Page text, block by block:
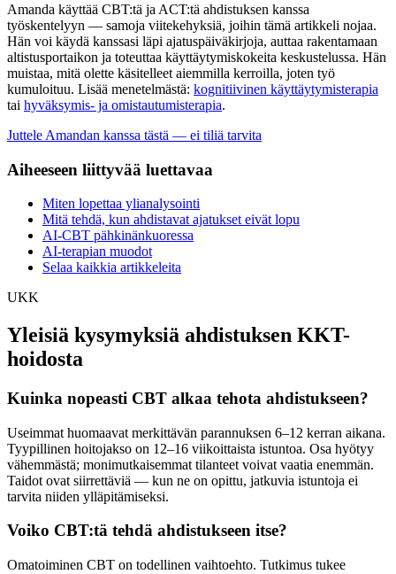
Amanda käyttää CBT:tä ja ACT:tä ahdistuksen kanssa
työskentelyyn — samoja viitekehyksiä, joihin tämä artikkeli nojaa.
Hän voi käydä kanssasi läpi ajatuspäiväkirjoja, auttaa rakentamaan
altistusportaikon ja toteuttaa käyttäytymiskokeita keskustelussa. Hän
muistaa, mitä olette käsitelleet aiemmilla kerroilla, joten työ
kumuloituu. Lisää menetelmästä: kognitiivinen käyttäytymisterapia
tai hyväksymis- ja omistautumisterapia.
Juttele Amandan kanssa tästä — ei tiliä tarvita
Aiheeseen liittyvää luettavaa
Miten lopettaa ylianalysointi
Mitä tehdä, kun ahdistavat ajatukset eivät lopu
AI-CBT pähkinänkuoressa
AI-terapian muodot
Selaa kaikkia artikkeleita
UKK
Yleisiä kysymyksiä ahdistuksen KKT-
hoidosta
Kuinka nopeasti CBT alkaa tehota ahdistukseen?
Useimmat huomaavat merkittävän parannuksen 6–12 kerran aikana.
Tyypillinen hoitojakso on 12–16 viikoittaista istuntoa. Osa hyötyy
vähemmästä; monimutkaisemmat tilanteet voivat vaatia enemmän.
Taidot ovat siirrettäviä — kun ne on opittu, jatkuvia istuntoja ei
tarvita niiden ylläpitämiseksi.
Voiko CBT:tä tehdä ahdistukseen itse?
Omatoiminen CBT on todellinen vaihtoehto. Tutkimus tukee